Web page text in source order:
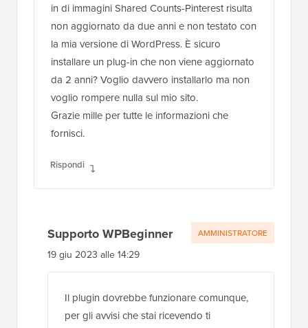
in di immagini Shared Counts-Pinterest risulta
non aggiornato da due anni e non testato con
la mia versione di WordPress. È sicuro
installare un plug-in che non viene aggiornato
da 2 anni? Voglio davvero installarlo ma non
voglio rompere nulla sul mio sito.
Grazie mille per tutte le informazioni che
fornisci.
Rispondi
Supporto WPBeginner
19 giu 2023 alle 14:29
Il plugin dovrebbe funzionare comunque,
per gli avvisi che stai ricevendo ti
AMMINISTRATORE